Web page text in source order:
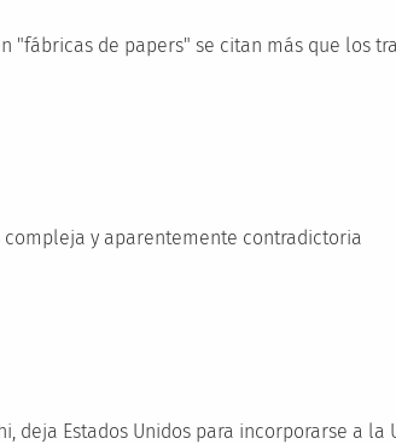
"fábricas de papers" se citan más que los
compleja y aparentemente contradictoria
deja Estados Unidos para incorporarse a la